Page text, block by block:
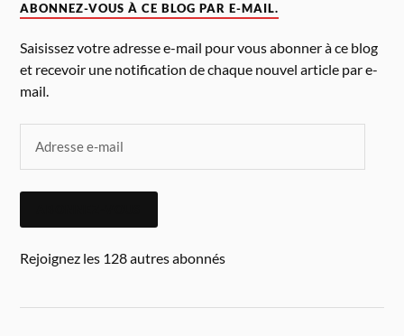
ABONNEZ-VOUS À CE BLOG PAR E-MAIL.
Saisissez votre adresse e-mail pour vous abonner à ce blog
et recevoir une notification de chaque nouvel article par e-
mail.
Rejoignez les 128 autres abonnés